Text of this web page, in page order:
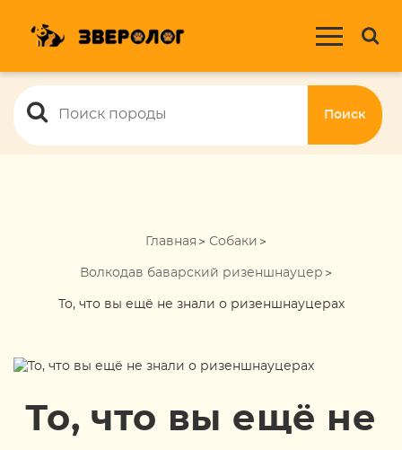
Поиск
Главная Собаки
Волкодав баварский ризеншнауцер
То, что вы ещё не знали о ризеншнауцерах
То, что вы ещё не